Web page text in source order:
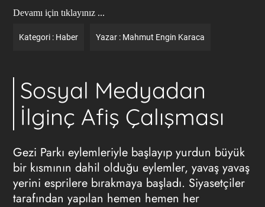
Devamı için tıklayınız ...
Kategori : Haber Yazar : Mahmut Engin Karaca
Sosyal Medyadan
İlginç Afiş Çalışması
Gezi Parkı eylemleriyle başlayıp yurdun büyük
bir kısmının dahil olduğu eylemler, yavaş yavaş
yerini esprilere bırakmaya başladı. Siyasetçiler
tarafından yapılan hemen hemen her